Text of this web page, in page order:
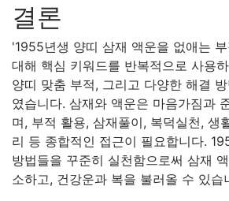
결론
'1955년생 양띠 삼재 액운을 없애는
대해 핵심 키워드를 반복적으로 사용
양띠 맞춤 부적, 그리고 다양한 해결
였습니다. 삼재와 액운은 마음가짐과
며, 부적 활용, 삼재풀이, 복덕실천, 생
리 등 종합적인 접근이 필요합니다.
방법들을 꾸준히 실천함으로써 삼재
소하고, 건강운과 복을 불러올 수 있습